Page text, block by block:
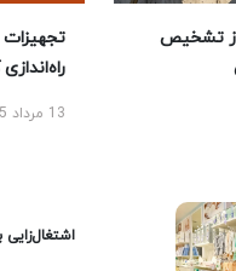
تشخیص
تجهیزات
13 مرداد 1405
اشتغال‌زایی